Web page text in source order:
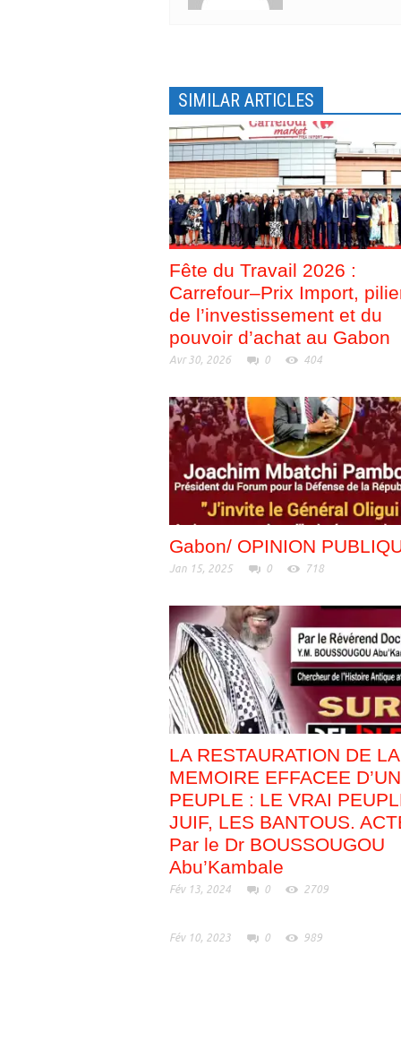
n
e
e
f
e
n
ê
t
r
e
)
v
e
l
l
e
f
e
n
ê
t
r
e
)
SIMILAR ARTICLES
Fête du Travail 2026 :
Carrefour–Prix Import,
de l’investissement et du
pouvoir d’achat au Gabon
Avr 30, 2026 0 404
Gabon/ OPINION
Jan 15, 2025 0 718
LA RESTAURATION DE LA
MEMOIRE EFFACEE D’UN
PEUPLE : LE VRAI
JUIF, LES BANTOUS.
Par le Dr BOUSSOUGOU
Abu’Kambale
Fév 13, 2024 0 2709
Fév 10, 2023 0 989